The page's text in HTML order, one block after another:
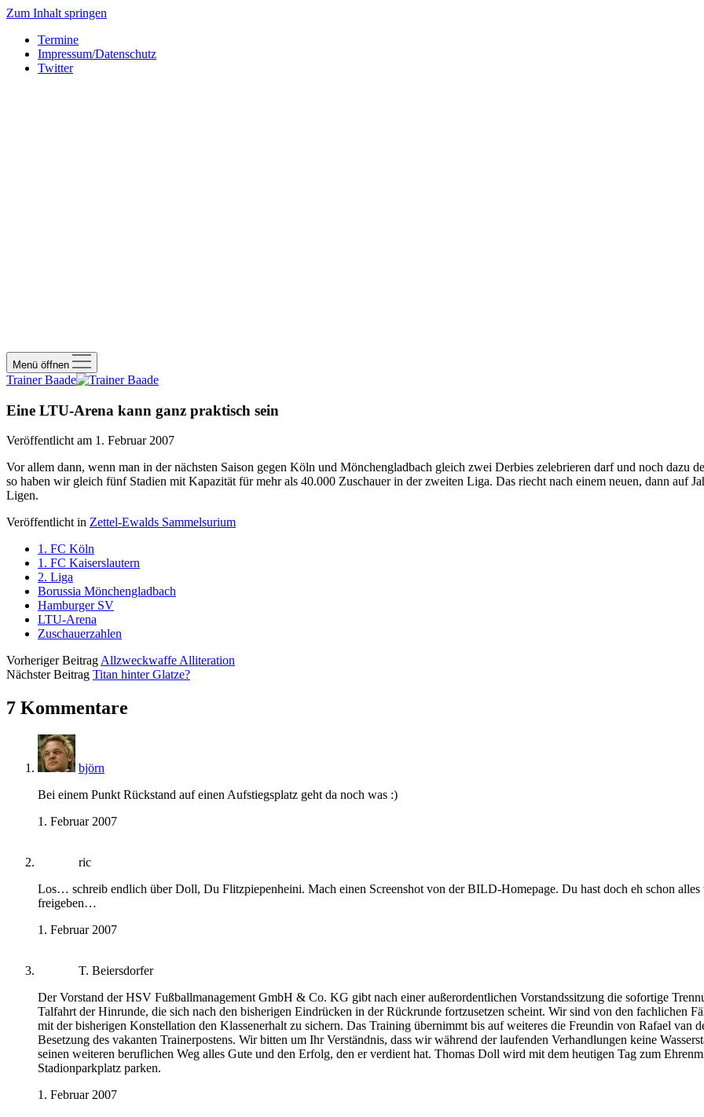
Zum Inhalt springen
Termine
Impressum/Datenschutz
Twitter
Menü öffnen
Trainer Baade
Eine LTU-Arena kann ganz praktisch sein
Veröffentlicht am 1. Februar 2007
Vor allem dann, wenn man in der nächsten Saison gegen Köln und Mönchengladbach gleich zwei Derbies zelebrieren darf und noch dazu
so haben wir gleich fünf Stadien mit Kapazität für mehr als 40.000 Zuschauer in der zweiten Liga. Das riecht nach einem neuen, dann auf
Ligen.
Veröffentlicht in Zettel-Ewalds Sammelsurium
1. FC Köln
1. FC Kaiserslautern
2. Liga
Borussia Mönchengladbach
Hamburger SV
LTU-Arena
Zuschauerzahlen
Vorheriger BeitragAllzweckwaffe Alliteration
Nächster Beitrag Titan hinter Glatze?
7 Kommentare
björn
Bei einem Punkt Rückstand auf einen Aufstiegsplatz geht da noch was :)
1. Februar 2007
ric
Los… schreib endlich über Doll, Du Flitzpiepenheini. Mach einen Screenshot von der BILD-Homepage. Du hast doch eh schon
freigeben…
1. Februar 2007
T. Beiersdorfer
Der Vorstand der HSV Fußballmanagement GmbH & Co. KG gibt nach einer außerordentlichen Vorstandssitzung die sofortige
Talfahrt der Hinrunde, die sich nach den bisherigen Eindrücken in der Rückrunde fortzusetzen scheint. Wir sind von den fachlichen
mit der bisherigen Konstellation den Klassenerhalt zu sichern. Das Training übernimmt bis auf weiteres die Freundin von Rafael van
Besetzung des vakanten Trainerpostens. Wir bitten um Ihr Verständnis, dass wir während der laufenden Verhandlungen keine
seinen weiteren beruflichen Weg alles Gute und den Erfolg, den er verdient hat. Thomas Doll wird mit dem heutigen Tag zum
Stadionparkplatz parken.
1. Februar 2007